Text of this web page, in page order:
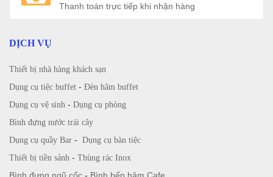
Thanh toán trực tiếp khi nhận hàng
DỊCH VỤ
Thiết bị nhà hàng khách sạn
Dụng cụ tiệc buffet - Đèn hâm buffet
Dụng cụ vệ sinh - Dụng cụ phòng
Bình đựng nước trái cây
Dụng cụ quầy Bar - Dụng cụ bàn tiệc
Thiết bị tiền sảnh - Thùng rác Inox